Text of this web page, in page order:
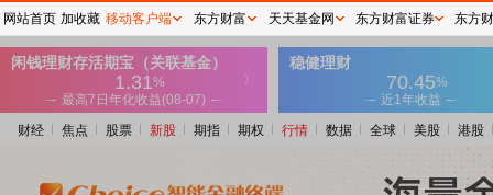
财经 焦点 股票 新股 期指 期权 行情 数据 全球 美股 港股
网站首页 加收藏 移动客户端 东方财富 天天基金网 东方财富证券 东方